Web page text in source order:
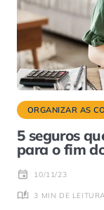
ORGANIZAR AS
5 seguros
para o fim
10/11/23
3 MIN DE LEITURA